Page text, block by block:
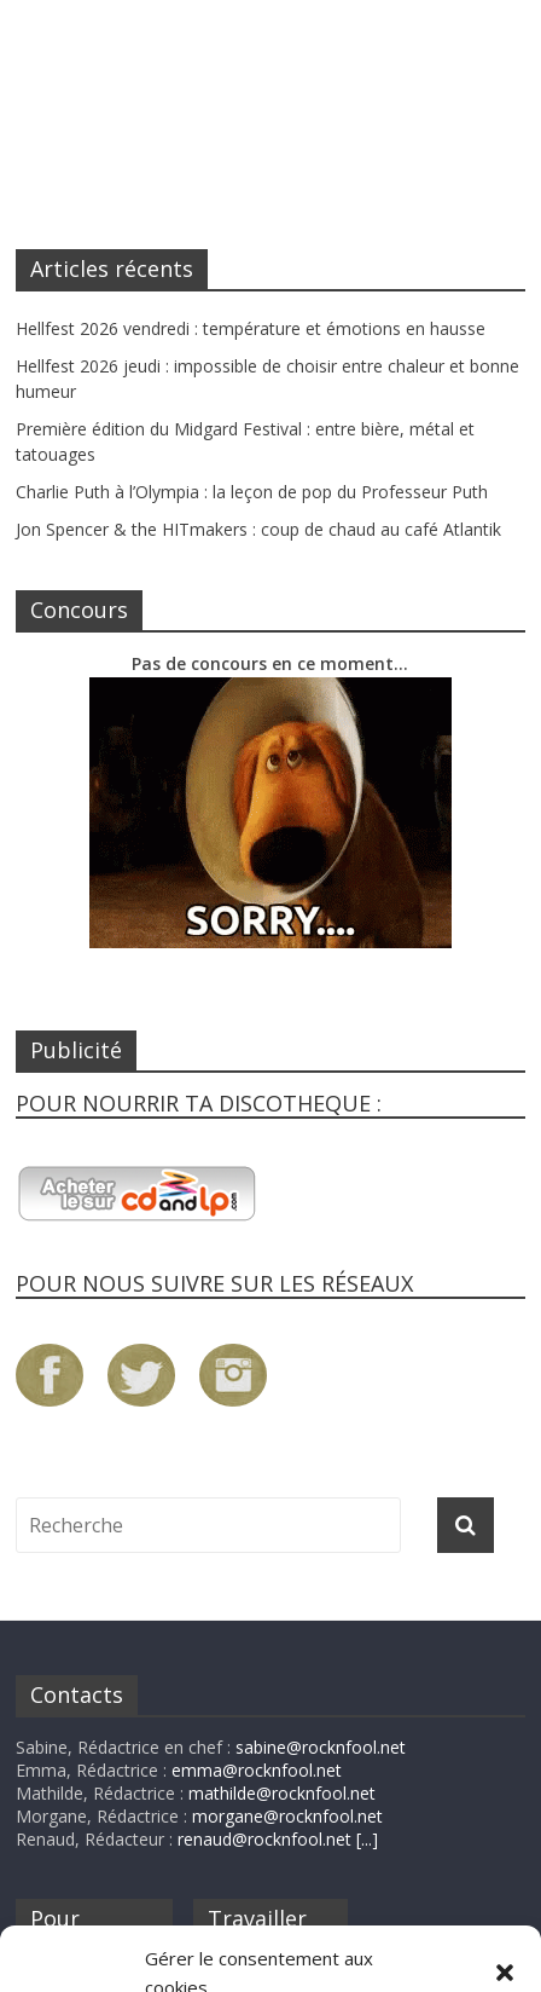
Gérer le consentement aux
cookies
Articles récents
Hellfest 2026 vendredi : température et émotions en hausse
Hellfest 2026 jeudi : impossible de choisir entre chaleur et bonne
humeur
Première édition du Midgard Festival : entre bière, métal et
tatouages
Charlie Puth à l’Olympia : la leçon de pop du Professeur Puth
Jon Spencer & the HITmakers : coup de chaud au café Atlantik
Concours
Pas de concours en ce moment…
Publicité
POUR NOURRIR TA DISCOTHEQUE :
POUR NOUS SUIVRE SUR LES RÉSEAUX
Contacts
Sabine, Rédactrice en chef : sabine@rocknfool.net
Emma, Rédactrice :emma@rocknfool.net
Mathilde, Rédactrice :mathilde@rocknfool.net
Morgane, Rédactrice :morgane@rocknfool.net
Renaud, Rédacteur :renaud@rocknfool.net [...]
Pour
discothèque
Travailler